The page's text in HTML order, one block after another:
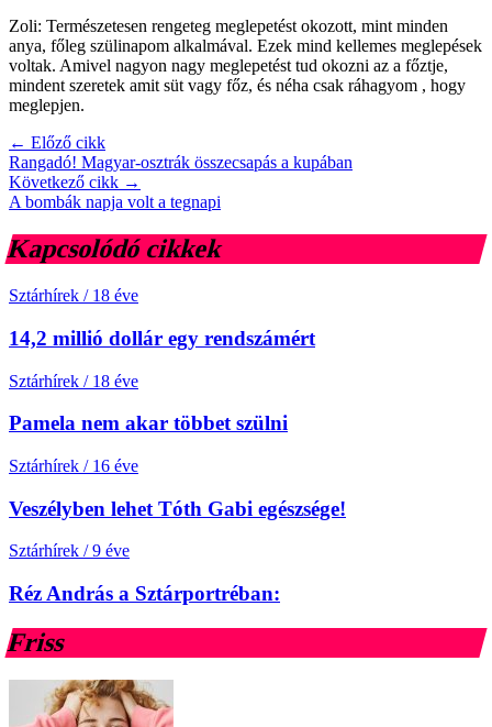
Zoli: Természetesen rengeteg meglepetést okozott, mint minden
anya, főleg szülinapom alkalmával. Ezek mind kellemes meglepések
voltak. Amivel nagyon nagy meglepetést tud okozni az a főztje,
mindent szeretek amit süt vagy főz, és néha csak ráhagyom , hogy
meglepjen.
← Előző cikk
Rangadó! Magyar-osztrák összecsapás a kupában
Következő cikk →
A bombák napja volt a tegnapi
Kapcsolódó cikkek
Sztárhírek / 18 éve
14,2 millió dollár egy rendszámért
Sztárhírek / 18 éve
Pamela nem akar többet szülni
Sztárhírek / 16 éve
Veszélyben lehet Tóth Gabi egészsége!
Sztárhírek / 9 éve
Réz András a Sztárportréban:
Friss